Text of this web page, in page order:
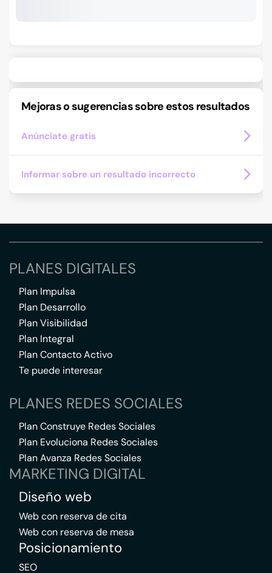
Mejoras o sugerencias sobre estos resultados
Anúnciate gratis
Informar sobre un resultado incorrecto
PLANES DIGITALES
Plan Impulsa
Plan Desarrollo
Plan Visibilidad
Plan Integral
Plan Contacto Activo
Te puede interesar
PLANES REDES SOCIALES
Plan Construye Redes Sociales
Plan Evoluciona Redes Sociales
Plan Avanza Redes Sociales
MARKETING DIGITAL
Diseño web
Web con reserva de cita
Web con reserva de mesa
Posicionamiento
SEO